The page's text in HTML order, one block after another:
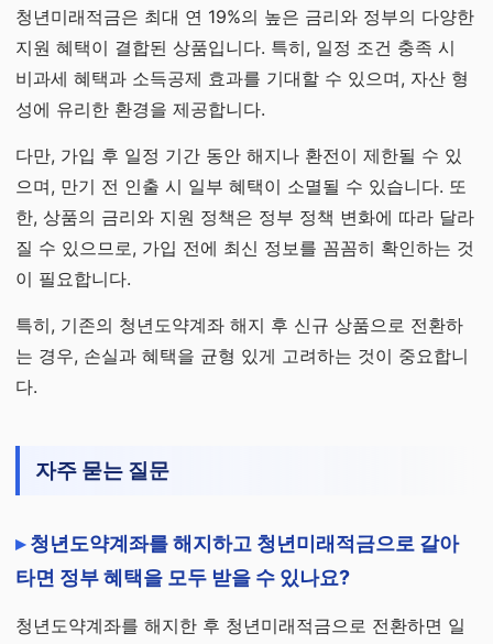
청년미래적금은 최대 연 19%의 높은 금리와 정부의 다양한
지원 혜택이 결합된 상품입니다. 특히, 일정 조건 충족 시
비과세 혜택과 소득공제 효과를 기대할 수 있으며, 자산 형
성에 유리한 환경을 제공합니다.
다만, 가입 후 일정 기간 동안 해지나 환전이 제한될 수 있
으며, 만기 전 인출 시 일부 혜택이 소멸될 수 있습니다. 또
한, 상품의 금리와 지원 정책은 정부 정책 변화에 따라 달라
질 수 있으므로, 가입 전에 최신 정보를 꼼꼼히 확인하는 것
이 필요합니다.
특히, 기존의 청년도약계좌 해지 후 신규 상품으로 전환하
는 경우, 손실과 혜택을 균형 있게 고려하는 것이 중요합니
다.
자주 묻는 질문
청년도약계좌를 해지하고 청년미래적금으로 갈아
타면 정부 혜택을 모두 받을 수 있나요?
청년도약계좌를 해지한 후 청년미래적금으로 전환하면 일